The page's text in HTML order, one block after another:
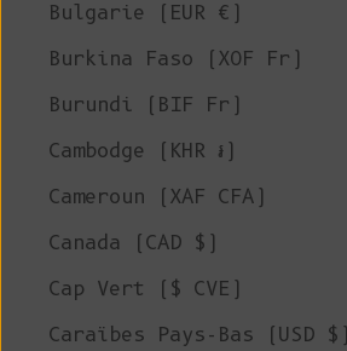
Bulgarie (EUR €)
Burkina Faso (XOF Fr)
Burundi (BIF Fr)
Cambodge (KHR ៛)
Cameroun (XAF CFA)
Canada (CAD $)
Cap Vert ($ CVE)
Caraïbes Pays-Bas (USD $)